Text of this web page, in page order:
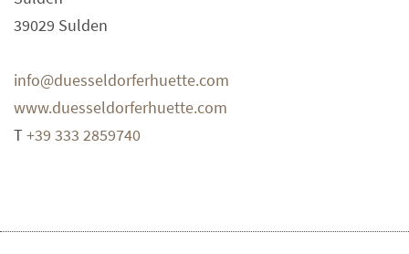
39029 Sulden
info@duesseldorferhuette.com
www.duesseldorferhuette.com
T+39 333 2859740